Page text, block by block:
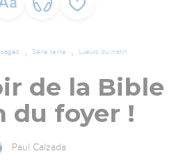
Série texte Lueurs du matin
de la Bible
du foyer !
Paul Calzada